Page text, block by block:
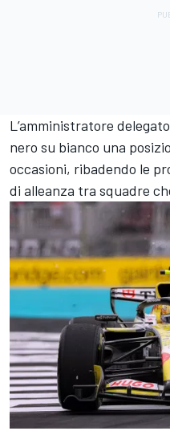
L’amministratore
nero su bianco una
occasioni, ribadendo le
di alleanza tra squadre